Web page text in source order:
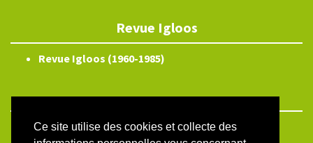
Ce site utilise des cookies et collecte des
Revue Igloos
Revue Igloos (1960-1985)
ISSN électronique 2804-3359